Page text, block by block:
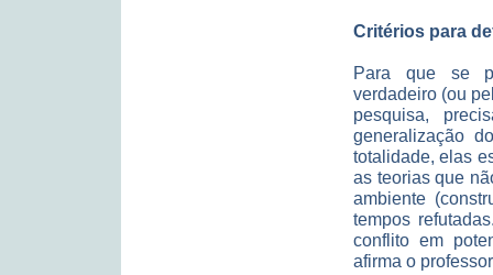
Critérios para
Para que se
verdadeiro (ou
pesquisa,
generalização
totalidade, elas
as teorias que
ambiente
tempos
conflito em
afirma o